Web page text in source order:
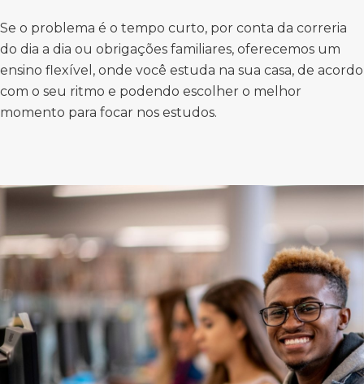
Se o problema é o tempo curto, por conta da correria
do dia a dia ou obrigações familiares, oferecemos um
ensino flexível, onde você estuda na sua casa, de acordo
com o seu ritmo e podendo escolher o melhor
momento para focar nos estudos.